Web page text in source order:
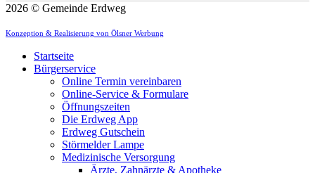
2026 © Gemeinde Erdweg
Konzeption & Realisierung von Ölsner Werbung
Startseite
Bürgerservice
Online Termin vereinbaren
Online-Service & Formulare
Öffnungszeiten
Die Erdweg App
Erdweg Gutschein
Störmelder Lampe
Medizinische Versorgung
Ärzte, Zahnärzte & Apotheke